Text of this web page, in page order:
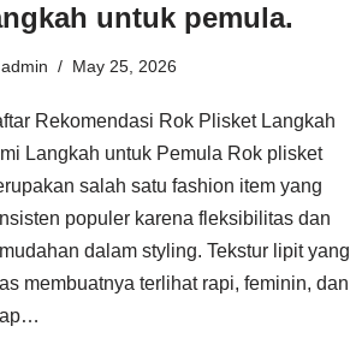
untuk pemula.
admin May 25, 2026
Rekomendasi Rok Plisket Langkah
Langkah untuk Pemula Rok plisket
salah satu fashion item yang
populer karena fleksibilitas dan
dalam styling. Tekstur lipit yang
membuatnya terlihat rapi, feminin, dan